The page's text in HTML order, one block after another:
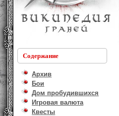
Содержание
Архив
Бои
Дом пробудившихся
Игровая валюта
Квесты